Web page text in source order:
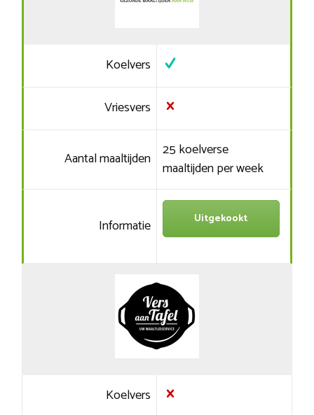
Koelvers
Vriesvers
Aantal maaltijden 25 koelverse
maaltijden per week
Informatie Uitgekookt
Koelvers